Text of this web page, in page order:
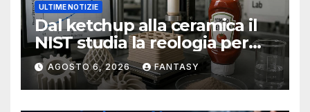
ULTIME NOTIZIE
Dal ketchup alla ceramica il
NIST studia la reologia per
rendere più affidabile la
stampa 3D
AGOSTO 6, 2026 FANTASY